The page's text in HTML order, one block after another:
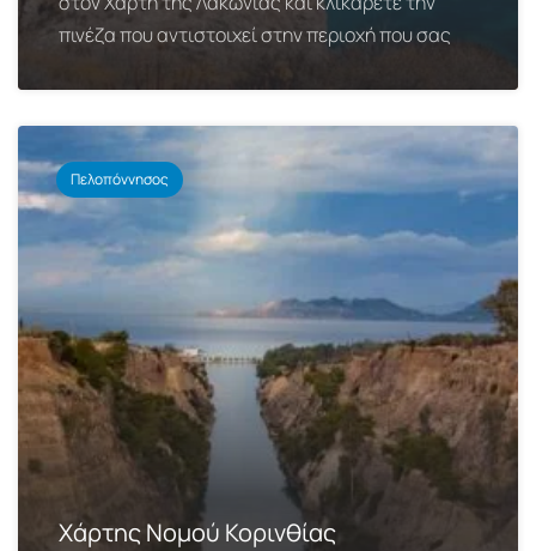
πινέζα που αντιστοιχεί στην περιοχή που σας
Πελοπόννησος
Χάρτης Νομού Κορινθίας